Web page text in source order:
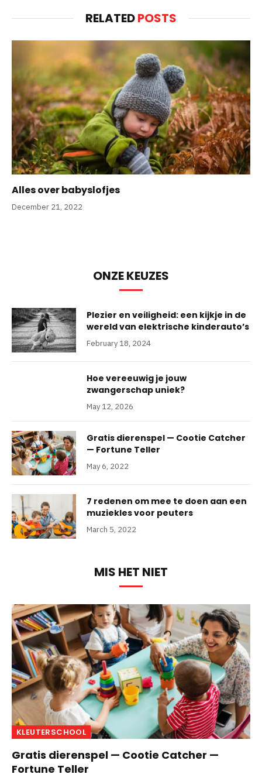
RELATEDPOSTS
Alles over babyslofjes
December 21, 2022
ONZE KEUZES
Plezier en veiligheid: een kijkje in de
wereld van elektrische kinderauto’s
February 18, 2024
Hoe vereeuwig je jouw
zwangerschap uniek?
May 12, 2026
Gratis dierenspel — Cootie Catcher
— Fortune Teller
May 6, 2022
7 redenen om mee te doen aan een
muziekles voor peuters
March 5, 2022
MIS HET NIET
KLEUTERSCHOOL
Gratis dierenspel — Cootie Catcher —
Fortune Teller